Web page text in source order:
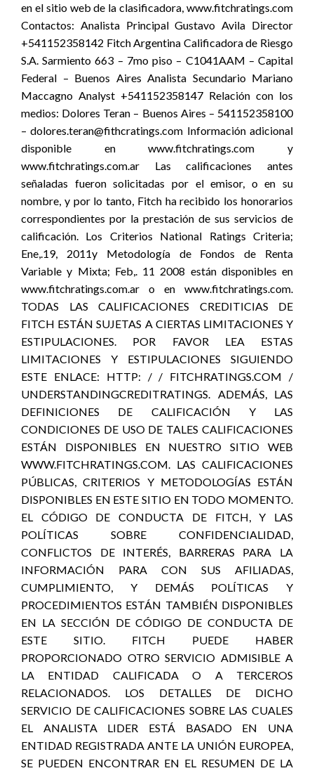
en el sitio web de la clasificadora, www.fitchratings.com
Contactos: Analista Principal Gustavo Avila Director
+541152358142 Fitch Argentina Calificadora de Riesgo
S.A. Sarmiento 663 – 7mo piso – C1041AAM – Capital
Federal – Buenos Aires Analista Secundario Mariano
Maccagno Analyst +541152358147 Relación con los
medios: Dolores Teran – Buenos Aires – 541152358100
– dolores.teran@fithcratings.com Información adicional
disponible en www.fitchratings.com y
www.fitchratings.com.ar Las calificaciones antes
señaladas fueron solicitadas por el emisor, o en su
nombre, y por lo tanto, Fitch ha recibido los honorarios
correspondientes por la prestación de sus servicios de
calificación. Los Criterios National Ratings Criteria;
Ene,.19, 2011y Metodología de Fondos de Renta
Variable y Mixta; Feb,. 11 2008 están disponibles en
www.fitchratings.com.ar o en www.fitchratings.com.
TODAS LAS CALIFICACIONES CREDITICIAS DE
FITCH ESTÁN SUJETAS A CIERTAS LIMITACIONES Y
ESTIPULACIONES. POR FAVOR LEA ESTAS
LIMITACIONES Y ESTIPULACIONES SIGUIENDO
ESTE ENLACE: HTTP: / / FITCHRATINGS.COM /
UNDERSTANDINGCREDITRATINGS. ADEMÁS, LAS
DEFINICIONES DE CALIFICACIÓN Y LAS
CONDICIONES DE USO DE TALES CALIFICACIONES
ESTÁN DISPONIBLES EN NUESTRO SITIO WEB
WWW.FITCHRATINGS.COM. LAS CALIFICACIONES
PÚBLICAS, CRITERIOS Y METODOLOGÍAS ESTÁN
DISPONIBLES EN ESTE SITIO EN TODO MOMENTO.
EL CÓDIGO DE CONDUCTA DE FITCH, Y LAS
POLÍTICAS SOBRE CONFIDENCIALIDAD,
CONFLICTOS DE INTERÉS, BARRERAS PARA LA
INFORMACIÓN PARA CON SUS AFILIADAS,
CUMPLIMIENTO, Y DEMÁS POLÍTICAS Y
PROCEDIMIENTOS ESTÁN TAMBIÉN DISPONIBLES
EN LA SECCIÓN DE CÓDIGO DE CONDUCTA DE
ESTE SITIO. FITCH PUEDE HABER
PROPORCIONADO OTRO SERVICIO ADMISIBLE A
LA ENTIDAD CALIFICADA O A TERCEROS
RELACIONADOS. LOS DETALLES DE DICHO
SERVICIO DE CALIFICACIONES SOBRE LAS CUALES
EL ANALISTA LIDER ESTÁ BASADO EN UNA
ENTIDAD REGISTRADA ANTE LA UNIÓN EUROPEA,
SE PUEDEN ENCONTRAR EN EL RESUMEN DE LA